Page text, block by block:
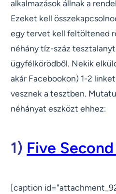
alkalmazások állnak a
Ezeket kell
egy tervet kell feltöltened
néhány tíz-száz
ügyfélkörödből. Nekik
akár Facebookon) 1-2
vesznek a tesztben.
néhányat eszközt ehhez:
1) Five
[caption